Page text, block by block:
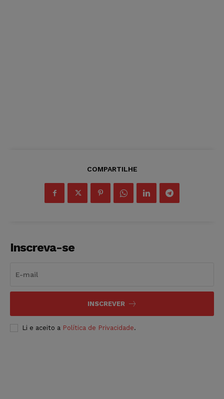
COMPARTILHE
Inscreva-se
INSCREVER
Li e aceito a Política de Privacidade.